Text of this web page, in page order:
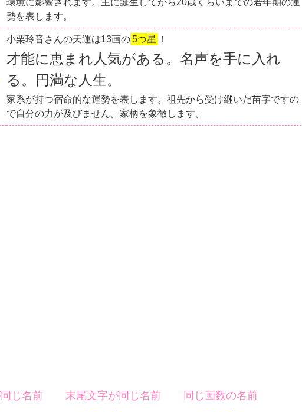
勢を表します。
小栗玲音さんの天運は13画の5つ星 ！
才能に恵まれ人気がある。名声を手に入れ
る。円満な人生。
家系が持つ宿命的な運勢を表します。祖先から受け継いだ苗字ですの
で自分の力が及びません。家柄を象徴します。
じ名前 末尾文字が同じ名前 同じ画数の名前